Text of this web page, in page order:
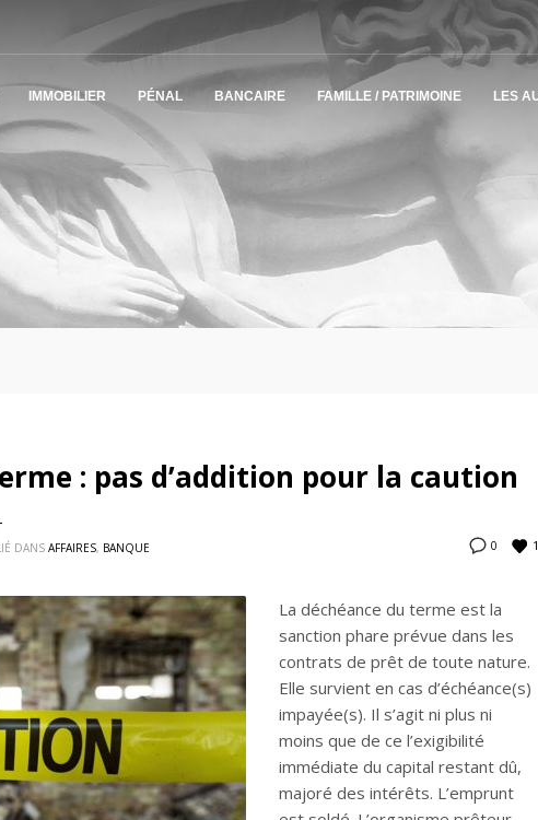
IMMOBILIER PÉNAL BANCAIRE FAMILLE / PATRIMOINE LES
: pas d’addition pour la caution
0 1
DANS AFFAIRES, BANQUE
La déchéance du terme est la
sanction phare prévue dans les
contrats de prêt de toute nature.
Elle survient en cas d’échéance(s)
impayée(s). Il s’agit ni plus ni
moins que de ce l’exigibilité
immédiate du capital restant dû,
majoré des intérêts. L’emprunt